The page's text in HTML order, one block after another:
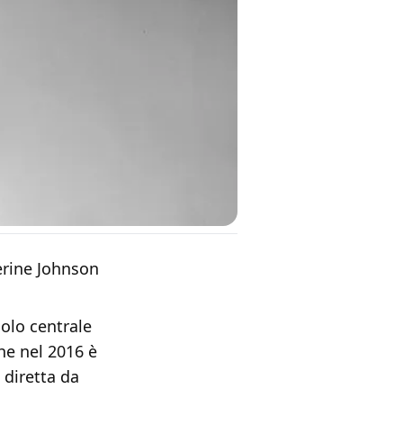
Johnson
centrale
nel 2016 è
diretta da